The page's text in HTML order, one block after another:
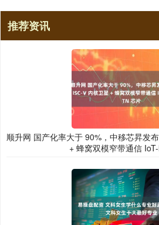
推荐资讯
顺升网 国产化率大于 90%，中移芯昇发
+ 蜂窝双模窄带通信